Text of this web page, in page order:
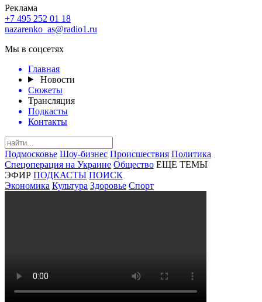
Реклама
+7 495 252 01 18
nazarenko_as@radio1.ru
Мы в соцсетях
Главная
Новости
Сюжеты
Трансляция
Подкасты
Контакты
Подмосковье Шоу-бизнес Происшествия Политика
Спецоперация на Украине Общество ЕЩЕ ТЕМЫ
ЭФИР ПОДКАСТЫ ПОИСК
Экономика Культура Здоровье Спорт